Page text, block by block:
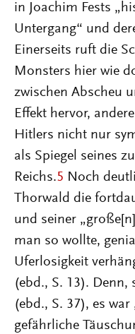
in Joachim Fests
Untergang“ und
Einerseits ruft die
Monsters hier wie
zwischen Abscheu
Effekt hervor,
Hitlers nicht nur
als Spiegel seines
Reichs.5 Noch
Thorwald die
und seiner
man so wollte,
Uferlosigkeit
(ebd., S. 13).
(ebd., S. 37), es
gefährliche